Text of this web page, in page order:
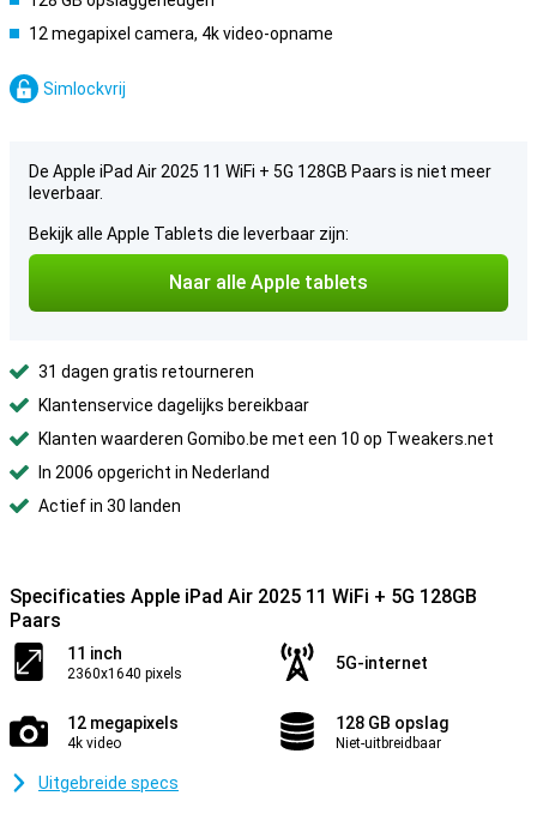
12 megapixel camera, 4k video-opname
Simlockvrij
De Apple iPad Air 2025 11 WiFi + 5G 128GB Paars is niet meer
leverbaar.
Bekijk alle Apple Tablets die leverbaar zijn:
Naar alle Apple tablets
31 dagen gratis retourneren
Klantenservice dagelijks bereikbaar
Klanten waarderen Gomibo.be met een 10 op Tweakers.net
In 2006 opgericht in Nederland
Actief in 30 landen
Specificaties Apple iPad Air 2025 11 WiFi + 5G 128GB
Paars
11 inch
2360x1640 pixels
5G-internet
12 megapixels
4k video
128 GB opslag
Niet-uitbreidbaar
Uitgebreide specs